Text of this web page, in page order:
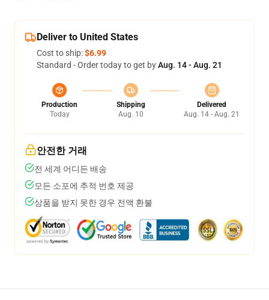
Deliver to United States
Cost to ship:$6.99
Standard - Order today to get byAug. 14 - Aug. 21
Production
Today
Shipping
Aug. 10
Delivered
Aug. 14 - Aug. 21
안전한 거래
전 세계 어디든 배송
모든 소포에 추적 번호 제공
상품을 받지 못한 경우 전액 환불